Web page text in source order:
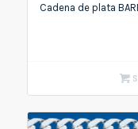
Cadena de plata